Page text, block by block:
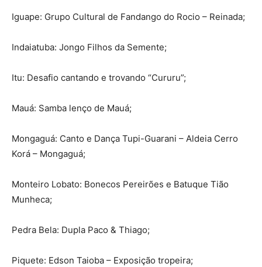
Iguape: Grupo Cultural de Fandango do Rocio – Reinada;
Indaiatuba: Jongo Filhos da Semente;
Itu: Desafio cantando e trovando “Cururu”;
Mauá: Samba lenço de Mauá;
Mongaguá: Canto e Dança Tupi-Guarani – Aldeia Cerro
Korá – Mongaguá;
Monteiro Lobato: Bonecos Pereirões e Batuque Tião
Munheca;
Pedra Bela: Dupla Paco & Thiago;
Piquete: Edson Taioba – Exposição tropeira;